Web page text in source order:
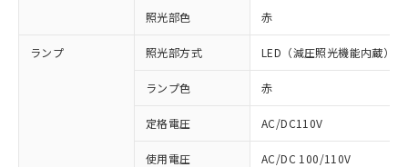
照光部色 赤
ランプ 照光部方式 LED（減圧照光機能内蔵）
ランプ色 赤
定格電圧 AC/DC110V
使用電圧 AC/DC 100/110V